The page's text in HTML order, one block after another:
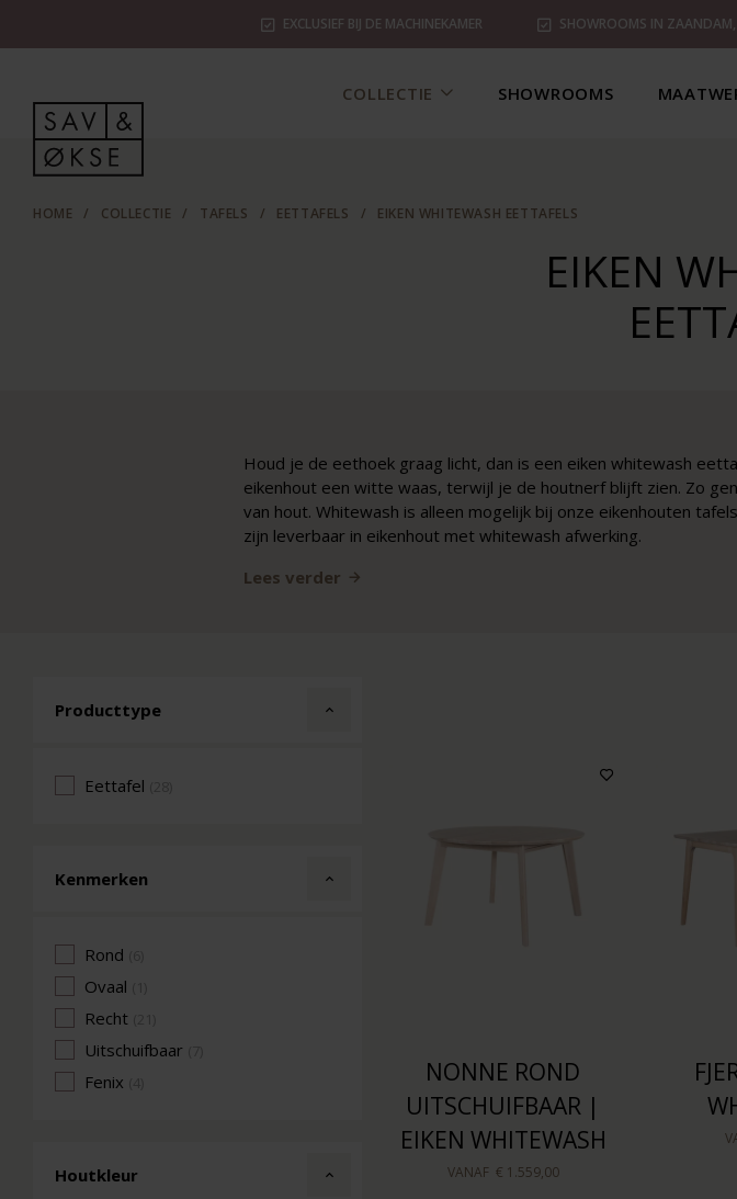
EXCLUSIEF BIJ DE MACHINEKAMER SHOWROOMS IN
COLLECTIE SHOWROOMS
HOME / COLLECTIE / TAFELS / EETTAFELS / EIKEN WHITEWASH EETTAFELS
EIKEN
Houd je de eethoek graag licht, dan is een eiken whitewash
eikenhout een witte waas, terwijl je de houtnerf blijft zien. Zo
van hout. Whitewash is alleen mogelijk bij onze eikenhouten
zijn leverbaar in eikenhout met whitewash afwerking.
Lees verder
Producttype
Eettafel
Kenmerken
Rond
Ovaal
Recht
Uitschuifbaar
Fenix
Houtkleur
NONNE ROND
UITSCHUIFBAAR |
EIKEN WHITEWASH
VANAF € 1.559,00